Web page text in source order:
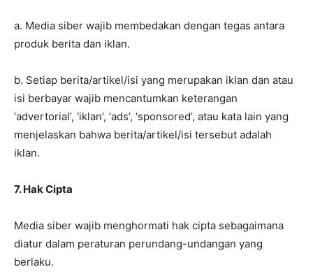
a. Media siber wajib membedakan dengan tegas antara
produk berita dan iklan.
b. Setiap berita/artikel/isi yang merupakan iklan dan atau
isi berbayar wajib mencantumkan keterangan
‘advertorial’, ‘iklan’, ‘ads’, ‘sponsored’, atau kata lain yang
menjelaskan bahwa berita/artikel/isi tersebut adalah
iklan.
7. Hak Cipta
Media siber wajib menghormati hak cipta sebagaimana
diatur dalam peraturan perundang-undangan yang
berlaku.